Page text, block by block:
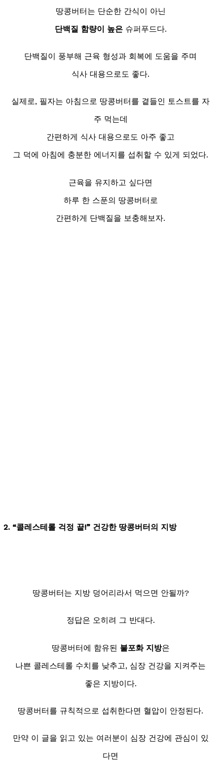
땅콩버터는 단순한 간식이 아닌
단백질 함량이 높은슈퍼푸드다.
단백질이 풍부해 근육 형성과 회복에 도움을 주며
식사 대용으로도 좋다.
실제로, 필자는 아침으로 땅콩버터를 곁들인 토스트를 자
주 먹는데
간편하게 식사 대용으로도 아주 좋고
그 덕에 아침에 충분한 에너지를 섭취할 수 있게 되었다.
근육을 유지하고 싶다면
하루 한 스푼의 땅콩버터로
간편하게 단백질을 보충해보자.
2. “콜레스테롤 걱정 끝!” 건강한 땅콩버터의 지방
땅콩버터는 지방 덩어리라서 먹으면 안될까?
정답은 오히려 그 반대다.
땅콩버터에 함유된 불포화 지방은
나쁜 콜레스테롤 수치를 낮추고, 심장 건강을 지켜주는
좋은 지방이다.
땅콩버터를 규칙적으로 섭취한다면 혈압이 안정된다.
만약 이 글을 읽고 있는 여러분이 심장 건강에 관심이 있
다면